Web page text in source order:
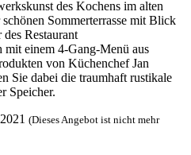
des Kochens im alten
Sommerterrasse mit Blick
Restaurant
mit einem 4-Gang-Menü aus
von Küchenchef Jan
Sie dabei die traumhaft rustikale
Speicher.
(Dieses Angebot ist nicht mehr